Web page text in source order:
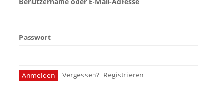
Passwort
Vergessen? Registrieren